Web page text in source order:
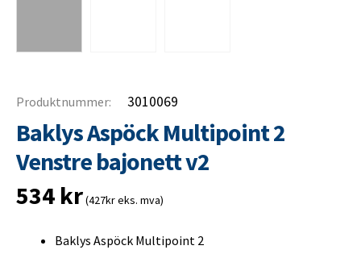
Produktnummer: 3010069
Baklys Aspöck Multipoint 2
Venstre bajonett v2
534 kr(427kr eks. mva)
Baklys Aspöck Multipoint 2